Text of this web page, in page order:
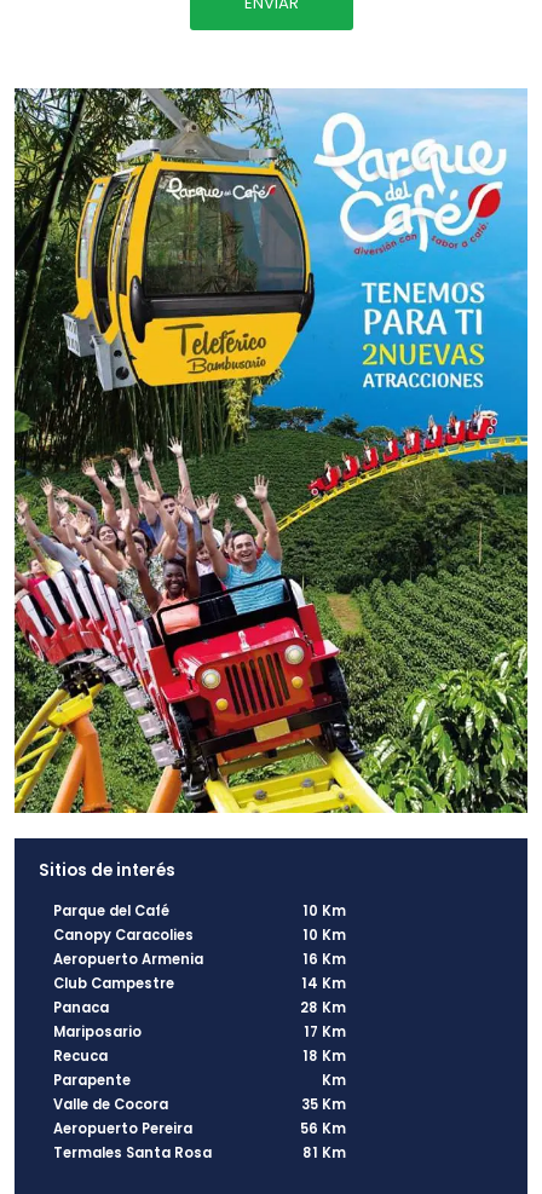
Sitios de interés
Parque del Café
10 Km
Canopy Caracolies
10 Km
Aeropuerto Armenia
16 Km
Club Campestre
14 Km
Panaca
28 Km
Mariposario
17 Km
Recuca
18 Km
Parapente
Km
Valle de Cocora
35 Km
Aeropuerto Pereira
56 Km
Termales Santa Rosa
81 Km